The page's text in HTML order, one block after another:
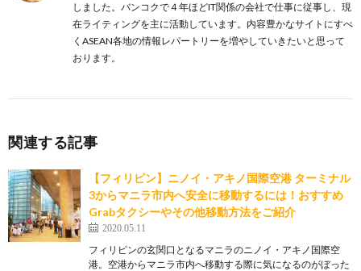
しました。バンコクで４年ほどIT関係の会社で仕事に従事し、現
在ライティングを主に活動しています。内容豊かなサイトにすべ
くASEAN各地の情報レパートリーを増やしていきたいと思って
おります。
関連する記事
【フィリピン】ニノイ・アキノ国際空港 ターミナル
3からマニラ市内へ安全に移動するには！おすすめ
Grabタクシーやその他移動方法をご紹介
2020.05.11
フィリピンの玄関口となるマニラのニノイ・アキノ国際空
港。空港からマニラ市内へ移動する際に気になるのがぼった